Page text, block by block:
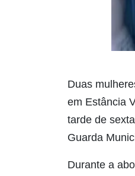
Duas
em Estância
tarde de
Guarda
Durante a